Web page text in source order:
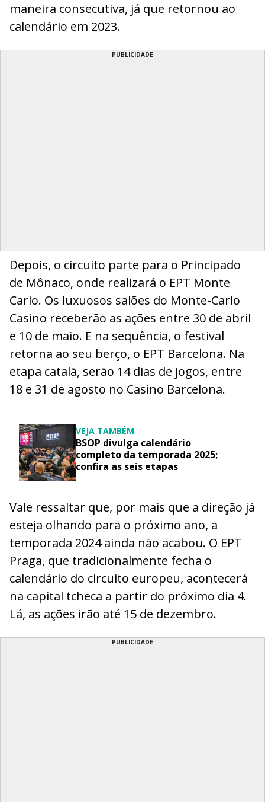
maneira consecutiva, já que retornou ao
calendário em 2023.
PUBLICIDADE
Depois, o circuito parte para o Principado
de Mônaco, onde realizará o EPT Monte
Carlo. Os luxuosos salões do Monte-Carlo
Casino receberão as ações entre 30 de abril
e 10 de maio. E na sequência, o festival
retorna ao seu berço, o EPT Barcelona. Na
etapa catalã, serão 14 dias de jogos, entre
18 e 31 de agosto no Casino Barcelona.
VEJA TAMBÉM
BSOP divulga calendário
completo da temporada 2025;
confira as seis etapas
Vale ressaltar que, por mais que a direção já
esteja olhando para o próximo ano, a
temporada 2024 ainda não acabou. O EPT
Praga, que tradicionalmente fecha o
calendário do circuito europeu, acontecerá
na capital tcheca a partir do próximo dia 4.
Lá, as ações irão até 15 de dezembro.
PUBLICIDADE